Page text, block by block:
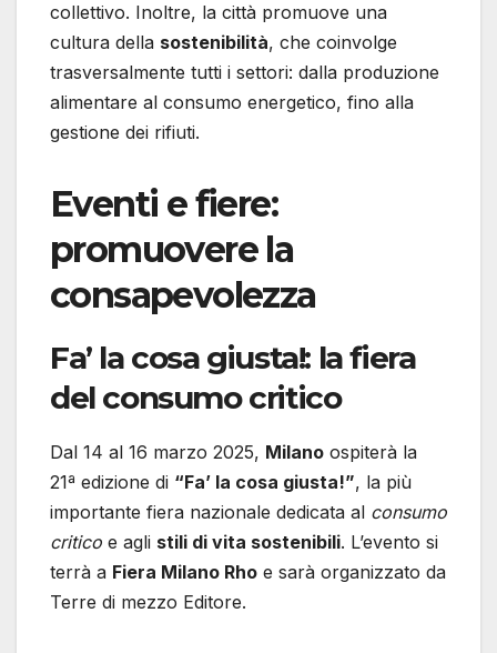
collettivo. Inoltre, la città promuove una
cultura della sostenibilità, che coinvolge
trasversalmente tutti i settori: dalla produzione
alimentare al consumo energetico, fino alla
gestione dei rifiuti.
Eventi e fiere:
promuovere la
consapevolezza
Fa’ la cosa giusta!: la fiera
del consumo critico
Dal 14 al 16 marzo 2025, Milano ospiterà la
21ª edizione di “Fa’ la cosa giusta!”, la più
importante fiera nazionale dedicata al consumo
critico e agli stili di vita sostenibili. L’evento si
terrà a Fiera Milano Rho e sarà organizzato da
Terre di mezzo Editore.